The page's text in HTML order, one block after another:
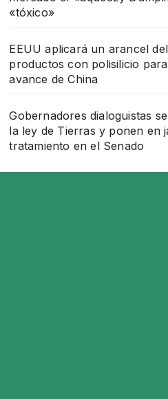
«tóxico»
EEUU aplicará un arancel
productos con polisilicio
avance de China
Gobernadores dialoguistas
la ley de Tierras y ponen en
tratamiento en el Senado